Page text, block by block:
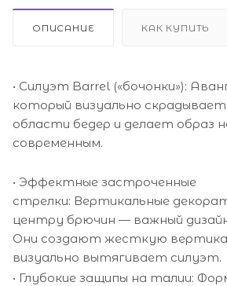
ОПИСАНИЕ КАК КУПИТЬ
• Силуэт Barrel («бочонки»):
который визуально
области бедер и делает образ
современным.
• Эффектные застроченные
стрелки: Вертикальные
центру брючин — важный
Они создают жесткую
визуально вытягивает силуэт.
• Глубокие защипы на талии: